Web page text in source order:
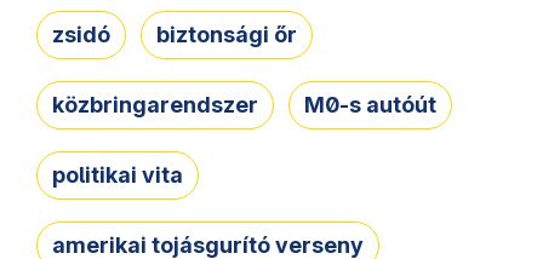
zsidó biztonsági őr
közbringarendszer M0-s autóút
politikai vita
amerikai tojásgurító verseny